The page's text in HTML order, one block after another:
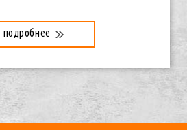
подробнее